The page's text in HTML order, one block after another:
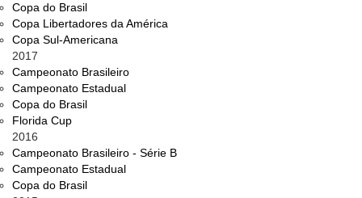
Copa do Brasil
Copa Libertadores da América
Copa Sul-Americana
2017
Campeonato Brasileiro
Campeonato Estadual
Copa do Brasil
Florida Cup
2016
Campeonato Brasileiro - Série B
Campeonato Estadual
Copa do Brasil